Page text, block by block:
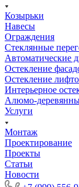
Козырьки
Навесы
Ограждения
Стеклянные
Автоматические
Остекление
Остекление
Интерьерное
Алюмо-
Услуги
Монтаж
Проектирование
Проекты
Статьи
Новости